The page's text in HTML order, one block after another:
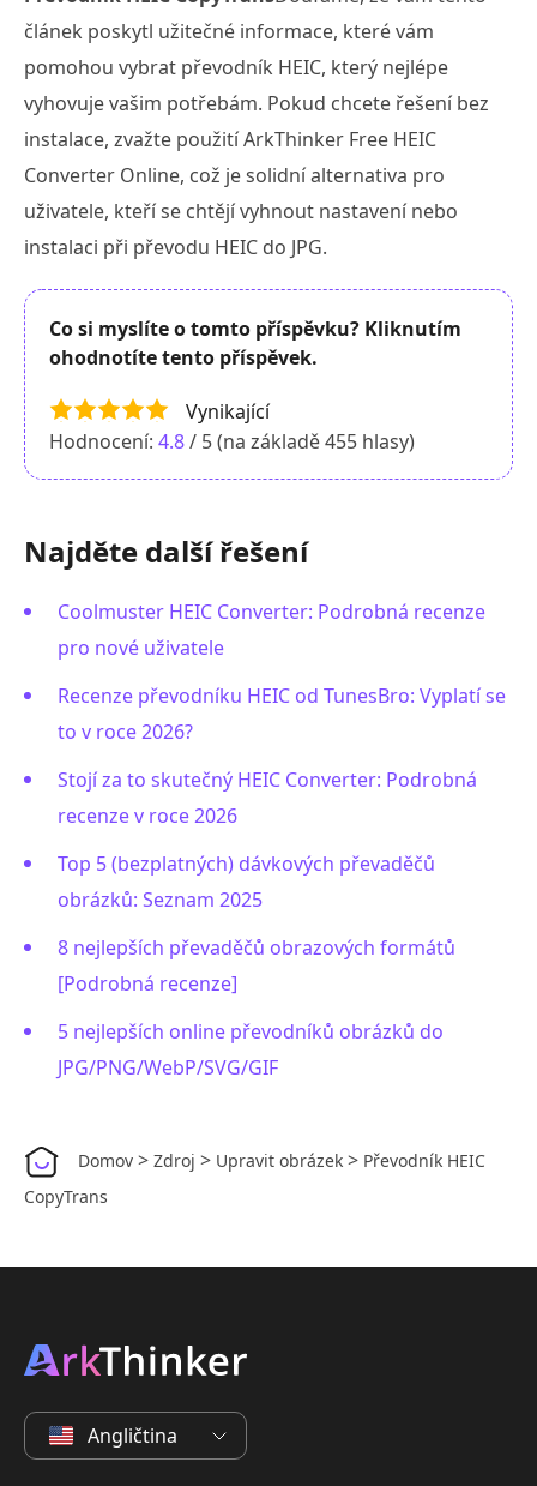
článek poskytl užitečné informace, které vám
pomohou vybrat převodník HEIC, který nejlépe
vyhovuje vašim potřebám. Pokud chcete řešení bez
instalace, zvažte použití ArkThinker Free HEIC
Converter Online, což je solidní alternativa pro
uživatele, kteří se chtějí vyhnout nastavení nebo
instalaci při převodu HEIC do JPG.
Co si myslíte o tomto příspěvku? Kliknutím
ohodnotíte tento příspěvek.
Vynikající
Hodnocení: 4.8/ 5 (na základě455 hlasy)
Najděte další řešení
Coolmuster HEIC Converter: Podrobná recenze
pro nové uživatele
Recenze převodníku HEIC od TunesBro: Vyplatí se
to v roce 2026?
Stojí za to skutečný HEIC Converter: Podrobná
recenze v roce 2026
Top 5 (bezplatných) dávkových převaděčů
obrázků: Seznam 2025
8 nejlepších převaděčů obrazových formátů
[Podrobná recenze]
5 nejlepších online převodníků obrázků do
JPG/PNG/WebP/SVG/GIF
Domov > Zdroj > Upravit obrázek > Převodník HEIC
CopyTrans
Angličtina